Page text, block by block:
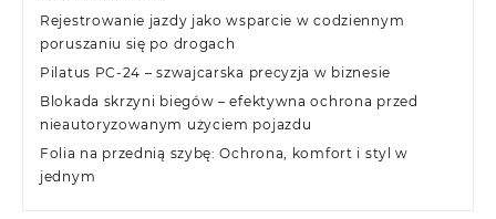
Rejestrowanie jazdy jako wsparcie w codziennym
poruszaniu się po drogach
Pilatus PC-24 – szwajcarska precyzja w biznesie
Blokada skrzyni biegów – efektywna ochrona przed
nieautoryzowanym użyciem pojazdu
Folia na przednią szybę: Ochrona, komfort i styl w
jednym